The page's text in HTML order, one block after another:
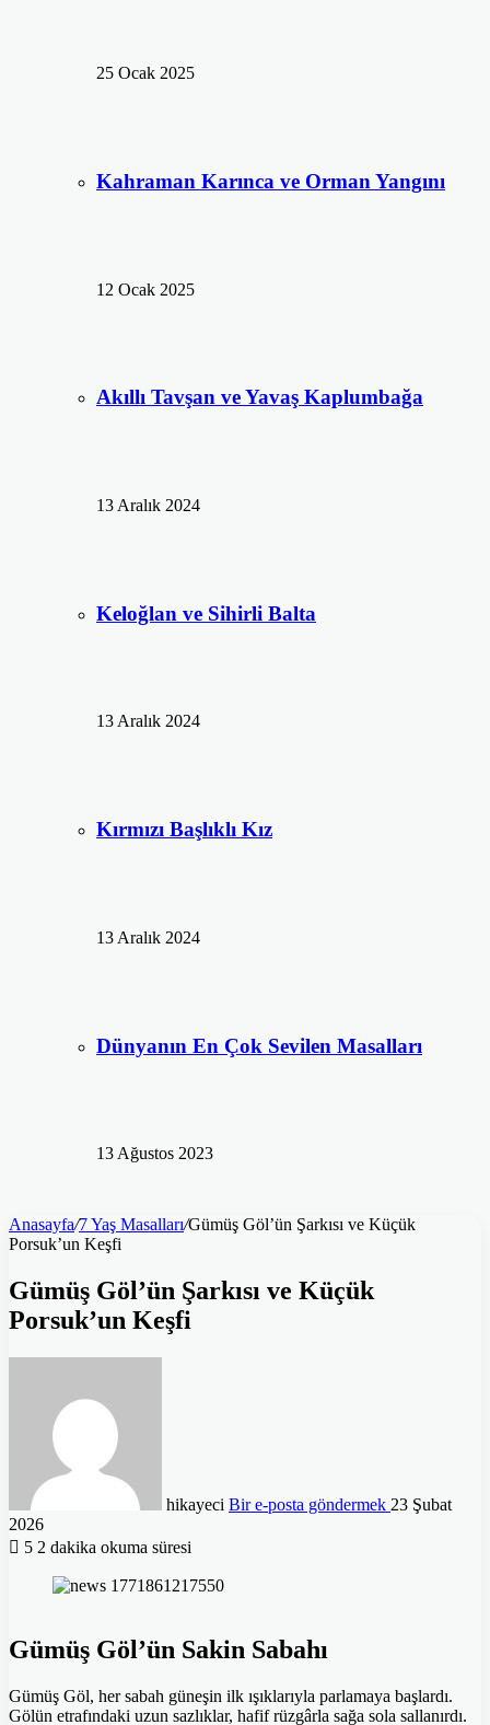
25 Ocak 2025
Kahraman Karınca ve Orman Yangını
12 Ocak 2025
Akıllı Tavşan ve Yavaş Kaplumbağa
13 Aralık 2024
Keloğlan ve Sihirli Balta
13 Aralık 2024
Kırmızı Başlıklı Kız
13 Aralık 2024
Dünyanın En Çok Sevilen Masalları
13 Ağustos 2023
Anasayfa/7 Yaş Masalları/Gümüş Göl’ün Şarkısı ve Küçük
Porsuk’un Keşfi
Gümüş Göl’ün Şarkısı ve Küçük
Porsuk’un Keşfi
hikayeci Bir e-posta göndermek 23 Şubat
2026
5 2 dakika okuma süresi
Gümüş Göl’ün Sakin Sabahı
Gümüş Göl, her sabah güneşin ilk ışıklarıyla parlamaya başlardı.
Gölün etrafındaki uzun sazlıklar, hafif rüzgârla sağa sola sallanırdı.